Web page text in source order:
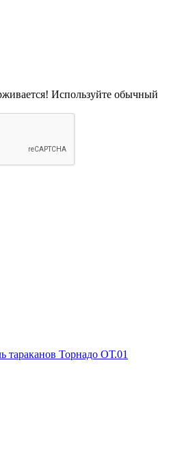
Используйте обычный
тараканов Торнадо ОТ.01